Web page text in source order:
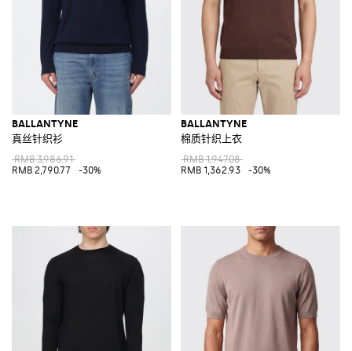
BALLANTYNE
真丝针织衫
RMB 3,986.91
RMB 2,790.77
-30%
BALLANTYNE
棉质针织上衣
RMB 1,947.08
RMB 1,362.93
-30%